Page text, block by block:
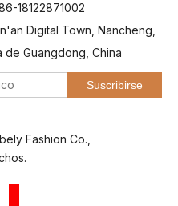
18122871002
Digital Town, Nancheng,
Guangdong, China
Suscribirse
Fashion Co.,